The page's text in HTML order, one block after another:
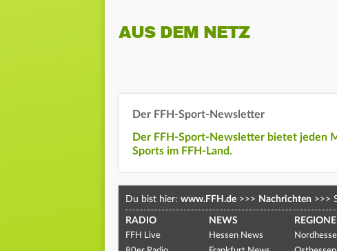
AUS DEM NETZ
Der FFH-Sport-Newsletter
Der FFH-Sport-Newsletter bietet jeden
Sports im FFH-Land.
Du bist hier: www.FFH.de >>> Nachrichten >>>
RADIO
FFH Live
NEWS
Hessen News